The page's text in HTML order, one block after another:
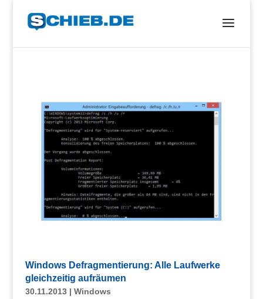
Windows Defragmentierung: Alle Laufwerke
gleichzeitig aufräumen
30.11.2013| Windows